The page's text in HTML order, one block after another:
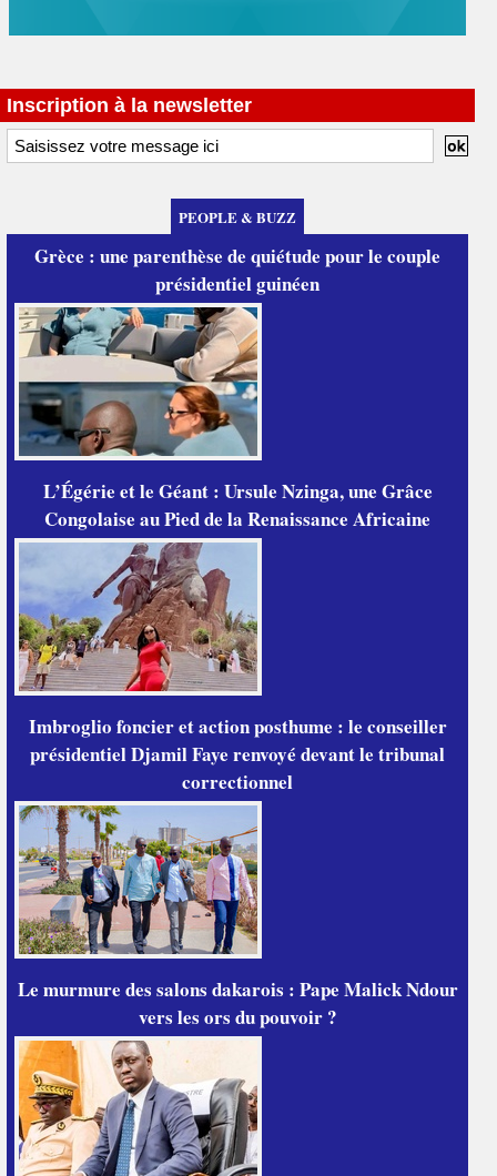
Inscription à la newsletter
PEOPLE & BUZZ
Grèce : une parenthèse de quiétude pour le couple
présidentiel guinéen
L’Égérie et le Géant : Ursule Nzinga, une Grâce
Congolaise au Pied de la Renaissance Africaine
Imbroglio foncier et action posthume : le conseiller
présidentiel Djamil Faye renvoyé devant le tribunal
correctionnel
Le murmure des salons dakarois : Pape Malick Ndour
vers les ors du pouvoir ?